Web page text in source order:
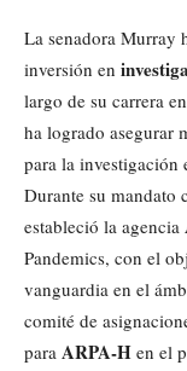
La senadora Murray
inversión en
largo de su carrera
ha logrado asegurar
para la investigación
Durante su mandato
estableció la agencia
Pandemics, con el
vanguardia en el
comité de
para ARPA-H en el